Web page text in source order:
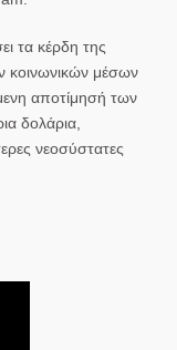
τα κέρδη της
κοινωνικών μέσων
αποτίμησή των
δολάρια,
νεοσύστατες